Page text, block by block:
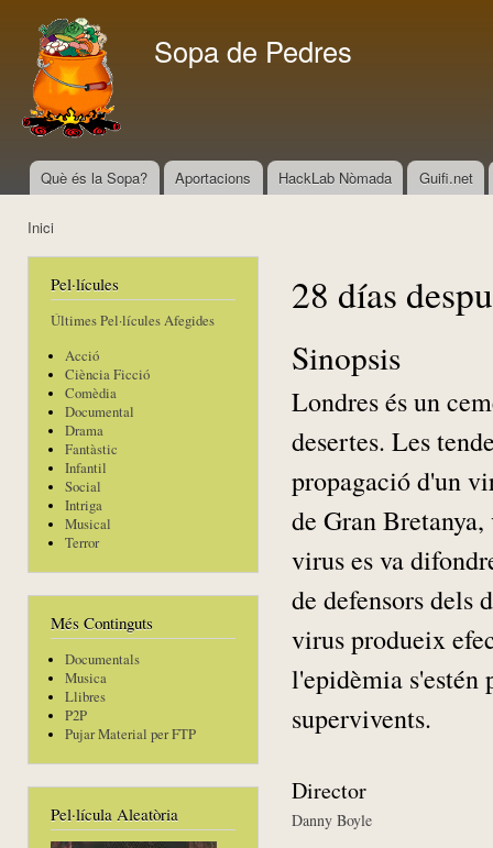
Sopa de Pedres
Menú principal
Què és la Sopa? Aportacions HackLab Nòmada Guifi.net
Inici
Pel·lícules
Últimes Pel·lícules Afegides
Acció
Ciència Ficció
Comèdia
Documental
Drama
Fantàstic
Infantil
Social
Intriga
Musical
Terror
Més Continguts
Documentals
Musica
Llibres
P2P
Pujar Material per FTP
Pel·lícula Aleatòria
28 días
Sinopsis
Londres és un
desertes. Les
propagació d'un
de Gran
virus es va
de defensors dels
virus produeix
l'epidèmia s'estén
supervivents.
Director
Danny Boyle